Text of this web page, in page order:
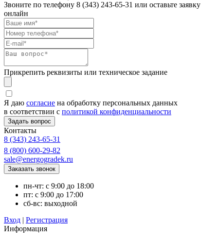
Звоните по телефону 8 (343) 243-65-31 или оставьте заявку
онлайн
Прикрепить реквизиты или техническое задание
Я даю согласие на обработку персональных данных
в соответствии с политикой конфиденциальности
Контакты
8 (343) 243-65-31
8 (800) 600-29-82
sale@energogradek.ru
пн-чт: с 9:00 до 18:00
пт: с 9:00 до 17:00
сб-вс: выходной
Вход | Регистрация
Информация